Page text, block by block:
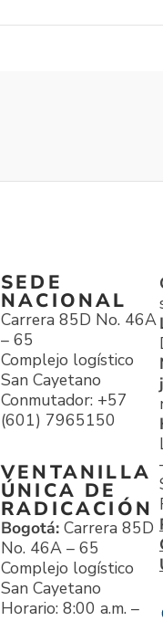
SEDE
NACIONAL
Carrera 85D No. 46A
– 65
Complejo logístico
San Cayetano
Conmutador: +57
(601) 7965150
VENTANILLA
ÚNICA DE
RADICACIÓN
Bogotá: Carrera 85D
No. 46A – 65
Complejo logístico
San Cayetano
Horario: 8:00 a.m. –